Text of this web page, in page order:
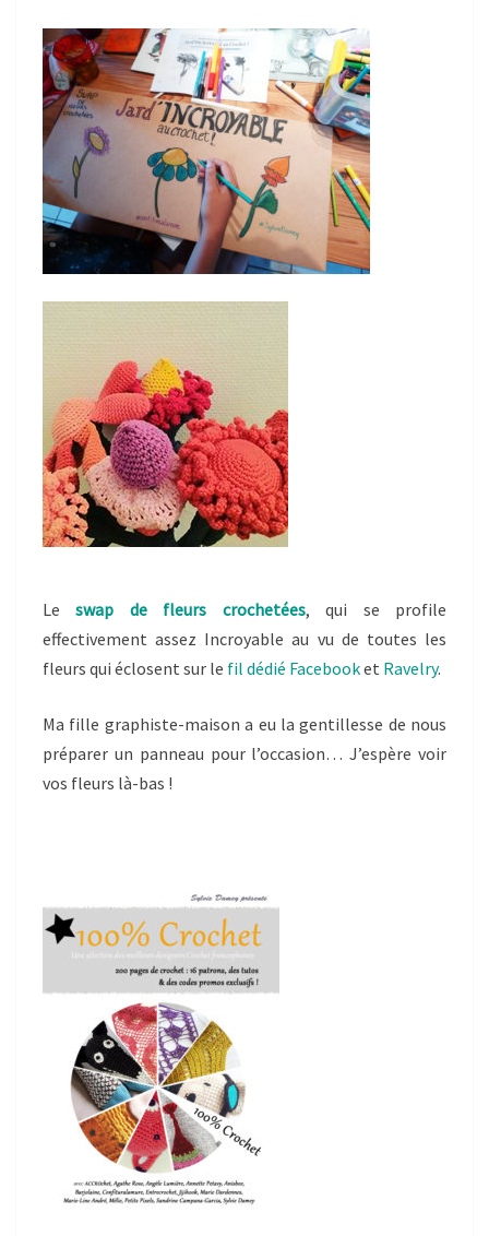
Le swap de fleurs crochetées, qui se profile
effectivement assez Incroyable au vu de toutes les
fleurs qui éclosent sur le fil dédié Facebooket Ravelry.
Ma fille graphiste-maison a eu la gentillesse de nous
préparer un panneau pour l’occasion… J’espère voir
vos fleurs là-bas !